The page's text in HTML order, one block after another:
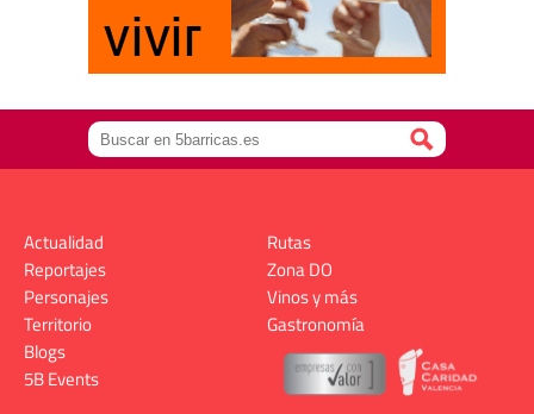
Actualidad
Reportajes
Personajes
Territorio
Rutas
Zona DO
Vinos y más
Gastronomía
Blogs
5B Events